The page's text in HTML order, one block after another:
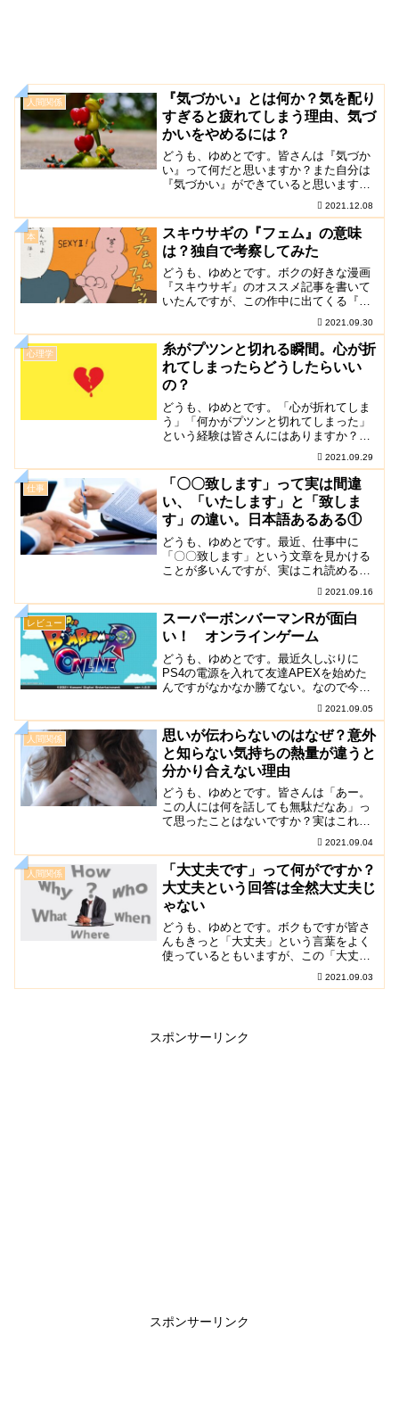
人間関係
『気づかい』とは何か？気を配り
すぎると疲れてしまう理由、気づ
かいをやめるには？
どうも、ゆめとです。皆さんは『気づか
い』って何だと思いますか？また自分は
『気づかい』ができていると思います
か？今日はそんなお話。ボクはどちらか
と言えば他人に気をつかって生きている
と自分では思っていまし...
2021.12.08
本
スキウサギの『フェム』の意味
は？独自で考察してみた
どうも、ゆめとです。ボクの好きな漫画
『スキウサギ』のオススメ記事を書いて
いたんですが、この作中に出てくる『フ
ェム』という単語について意味を探す人
が良くサイトに来ているみたいなので個
人的に考察してみまし...
2021.09.30
心理学
糸がプツンと切れる瞬間。心が折
れてしまったらどうしたらいい
の？
どうも、ゆめとです。「心が折れてしま
う」「何かがプツンと切れてしまった」
という経験は皆さんにはありますか？な
りないだけ？と思うかもしれませんが。
今日はそんなお話。何...
2021.09.29
仕事
「〇〇致します」って実は間違
い、「いたします」と「致しま
す」の違い。日本語あるある①
どうも、ゆめとです。最近、仕事中に
「〇〇致します」という文章を見かける
ことが多いんですが、実はこれ読めるけ
なお話をつぶやき程度に話します。「お
願い致します」という文...
2021.09.16
レビュー
スーパーボンバーマンRが面白
い！ オンラインゲーム
どうも、ゆめとです。最近久しぶりに
PS4の電源を入れて友達APEXを始めた
んですがなかなか勝てない。なので今日
マンR』が面白いという話。多分、ボク
たち世代には懐かし...
2021.09.05
人間関係
思いが伝わらないのはなぜ？意外
と知らない気持ちの熱量が違うと
分かり合えない理由
どうも、ゆめとです。皆さんは「あー。
この人には何を話しても無駄だなあ」っ
て思ったことはないですか？実はこれっ
て気持ちの熱量が問題だったりします。
いやいや『熱量』って何？って今日はそ
んな話です。人と話し...
2021.09.04
人間関係
「大丈夫です」って何がですか？
大丈夫という回答は全然大丈夫じ
ゃない
どうも、ゆめとです。ボクもですが皆さ
んもきっと「大丈夫」という言葉をよく
使っているともいますが、この「大丈
夫」の使い方を万能アイテムか何かだと
思っているなと思った出来事がありまし
2021.09.03
スポンサーリンク
スポンサーリンク